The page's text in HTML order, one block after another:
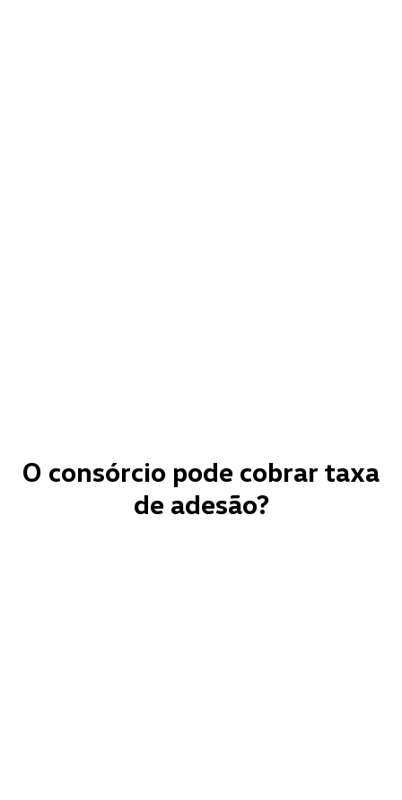
O consórcio pode cobrar taxa
de adesão?